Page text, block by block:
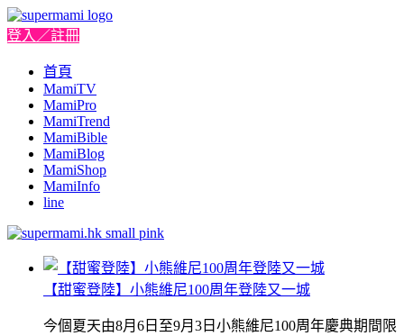
登入／註冊
首頁
MamiTV
MamiPro
MamiTrend
MamiBible
MamiBlog
MamiShop
MamiInfo
line
【甜蜜登陸】小熊維尼100周年登陸又一城
今個夏天由8月6日至9月3日小熊維尼100周年慶典期間限